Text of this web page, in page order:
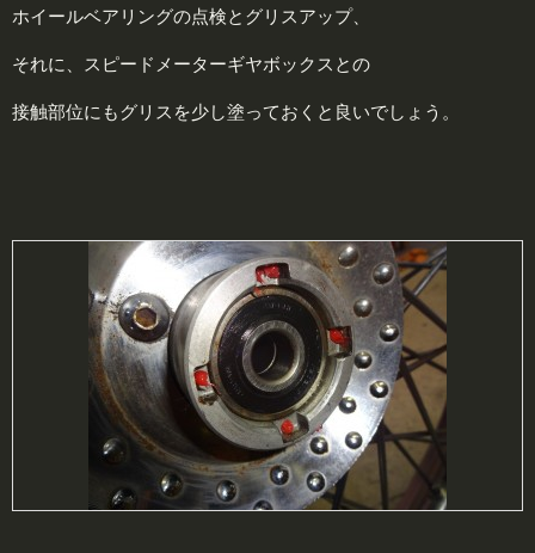
ホイールベアリングの点検とグリスアップ、
それに、スピードメーターギヤボックスとの
接触部位にもグリスを少し塗っておくと良いでしょう。